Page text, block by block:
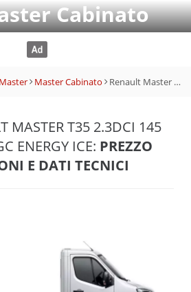
Cabinato
Master Master Cabinato Renault Master T35 2.3dCi 145 TP PM-SL-DC-RGC Energy Ice
MASTER T35 2.3DCI 145
ENERGY ICE: PREZZO
E DATI TECNICI